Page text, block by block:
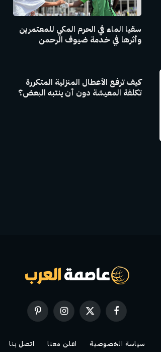
سقيا الماء في الحرم المكي للمعتمرين
وأثرها في خدمة ضيوف الرحمن
كيف ترفع الأعطال المنزلية المتكررة
تكلفة المعيشة دون أن ينتبه البعض؟
فيسبوك
X
(Twitter)
الانستغرامبينتيريست
سياسة الخصوصية اعلن معنا اتصل بنا